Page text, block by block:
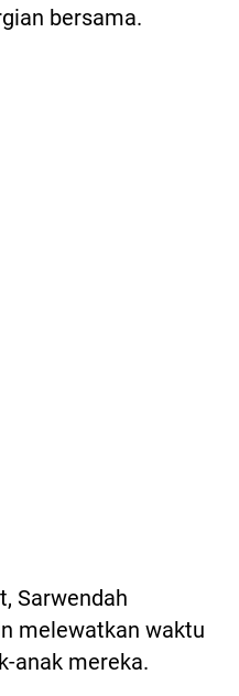
bersama.
Sarwendah
melewatkan waktu
anak mereka.